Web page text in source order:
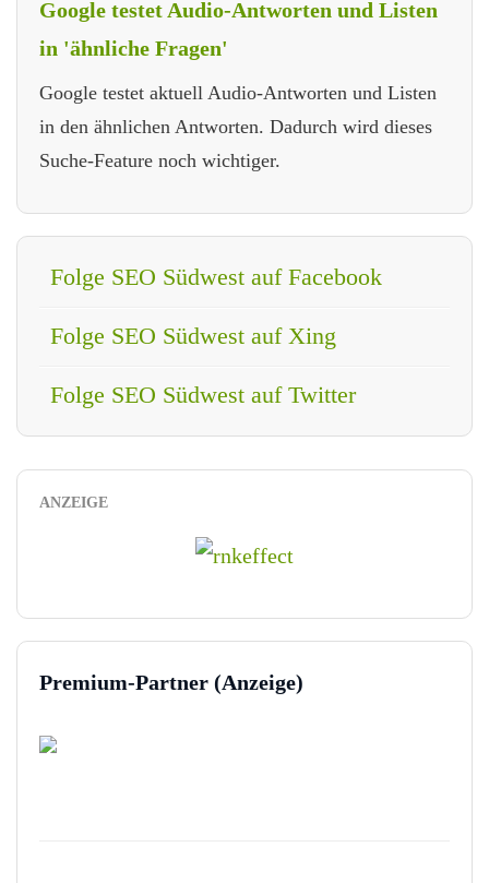
Google testet Audio-Antworten und Listen
in 'ähnliche Fragen'
Google testet aktuell Audio-Antworten und Listen
in den ähnlichen Antworten. Dadurch wird dieses
Suche-Feature noch wichtiger.
Folge SEO Südwest auf Facebook
Folge SEO Südwest auf Xing
Folge SEO Südwest auf Twitter
ANZEIGE
Premium-Partner (Anzeige)